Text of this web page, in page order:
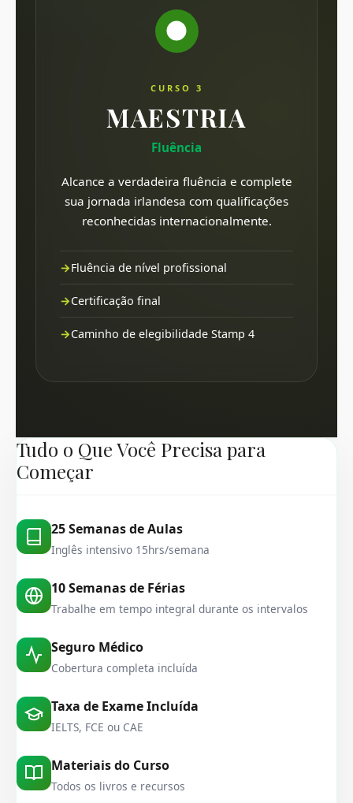
CURSO 3
MAESTRIA
Fluência
Alcance a verdadeira fluência e complete
sua jornada irlandesa com qualificações
reconhecidas internacionalmente.
Fluência de nível profissional
Certificação final
Caminho de elegibilidade Stamp 4
Tudo o Que Você Precisa para
Começar
25 Semanas de Aulas
Inglês intensivo 15hrs/semana
10 Semanas de Férias
Trabalhe em tempo integral durante os intervalos
Seguro Médico
Cobertura completa incluída
Taxa de Exame Incluída
IELTS, FCE ou CAE
Materiais do Curso
Todos os livros e recursos